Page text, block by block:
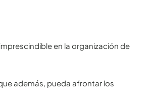
en la organización de
además, pueda afrontar los